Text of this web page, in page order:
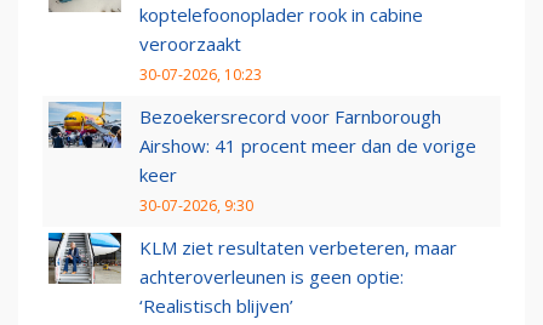
koptelefoonoplader rook in cabine
veroorzaakt
30-07-2026, 10:23
Bezoekersrecord voor Farnborough
Airshow: 41 procent meer dan de vorige
keer
30-07-2026, 9:30
KLM ziet resultaten verbeteren, maar
achteroverleunen is geen optie:
‘Realistisch blijven’